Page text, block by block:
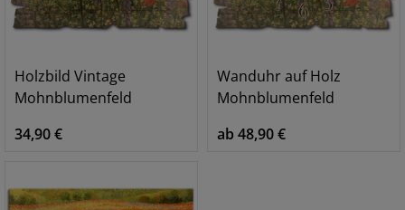
Holzbild Vintage
Mohnblumenfeld
34,90 €
Wanduhr auf Holz
Mohnblumenfeld
ab 48,90 €